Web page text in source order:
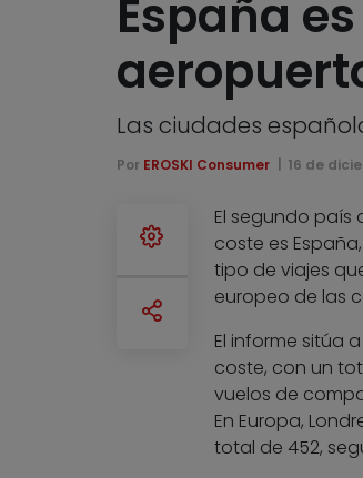
España
Las ciudades
Por EROSKI Consumer 16 de
El segundo país
coste es
tipo de viajes
europeo de las
El informe sitúa
coste, con un
vuelos de
En Europa,
total de 452,